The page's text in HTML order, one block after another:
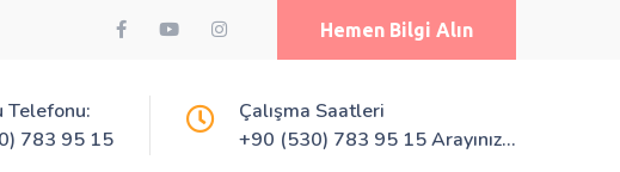
Hemen Bilgi Alın
Telefonu:
783 95 15
Çalışma Saatleri
+90 (530) 783 95 15 Arayınız...